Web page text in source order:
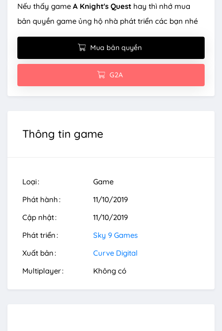
Nếu thấy game A Knight's Quest hay thì nhớ mua
bản quyền game ủng hộ nhà phát triển các bạn nhé
Mua bản quyền
G2A
Thông tin game
Loại
Game
Phát hành
11/10/2019
Cập nhật
11/10/2019
Phát triển
Sky 9 Games
Xuất bản
Curve Digital
Multiplayer
Không có